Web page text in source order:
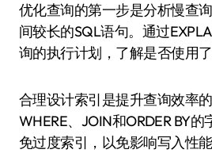
优化查询的第一步是分析慢查
间较长的SQL语句。通过
询的执行计划，了解是否使用了
合理设计索引是提升查询效率
WHERE、JOIN和ORDER BY
免过度索引，以免影响写入性能